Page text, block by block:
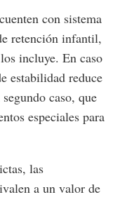
con sistema
retención infantil,
incluye. En caso
estabilidad reduce
caso, que
especiales para
las
a un valor de